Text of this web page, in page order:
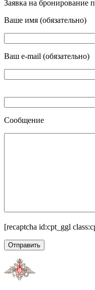
Заявка на бронирование
Ваше имя (обязательно)
Ваш e-mail (обязательно)
Сообщение
[recaptcha id:cpt_ggl